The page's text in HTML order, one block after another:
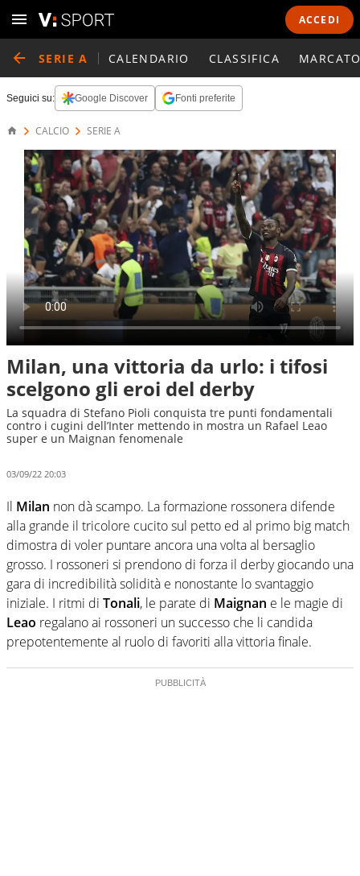
ACCEDI
SERIE A CALENDARIO CLASSIFICA
Seguici su: Google Discover Fonti preferite
CALCIO SERIE A
Milan, una vittoria da urlo: i tifosi
scelgono gli eroi del derby
La squadra di Stefano Pioli conquista tre punti fondamentali
contro i cugini dell’Inter mettendo in mostra un Rafael Leao
super e un Maignan fenomenale
03/09/22 20:03
Il Milan non dà scampo. La formazione rossonera difende
alla grande il tricolore cucito sul petto ed al primo big match
dimostra di voler puntare ancora una volta al bersaglio
grosso. I rossoneri si prendono di forza il derby giocando una
gara di incredibilità solidità e nonostante lo svantaggio
iniziale. I ritmi di Tonali, le parate di Maignan e le magie di
Leao regalano ai rossoneri un successo che li candida
prepotentemente al ruolo di favoriti alla vittoria finale.